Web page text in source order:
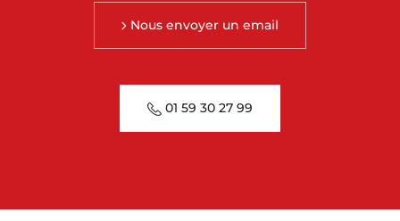
Nous envoyer un email
01 59 30 27 99